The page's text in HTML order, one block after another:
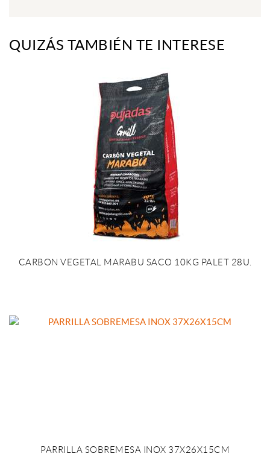
QUIZÁS TAMBIÉN TE INTERESE
CARBON VEGETAL MARABU SACO 10KG PALET 28U.
PARRILLA SOBREMESA INOX 37X26X15CM